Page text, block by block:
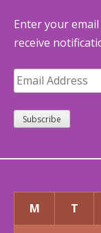
Enter your
receive
Email
Address
Subscribe
M
T